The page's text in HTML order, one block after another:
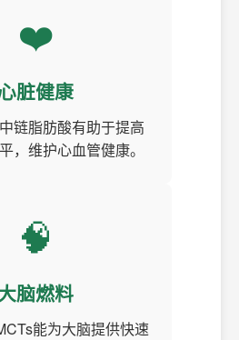
❤️
脏健康
链脂肪酸有助于提高
，维护心血管健康。
🧠
脑燃料
能为大脑提供快速